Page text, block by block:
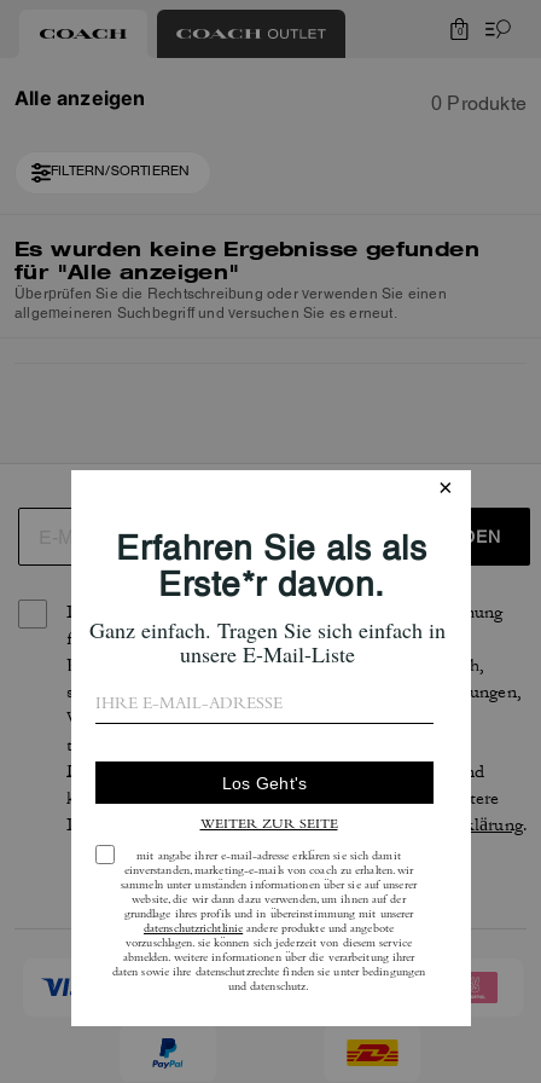
0
Alle anzeigen 0 Produkte
FILTERN/SORTIEREN
Es wurden keine Ergebnisse gefunden
für "Alle anzeigen"
Überprüfen Sie die Rechtschreibung oder verwenden Sie einen
allgemeineren Suchbegriff und versuchen Sie es erneut.
ANMELDEN
Indem Sie sich anmelden, erteilen Sie Ihre Zustimmung
für den Erhalt von E-Mails über die neuesten
Kollektionen, Angebote und Neuigkeiten von Coach,
sowie Informationen darüber, wie Sie an Veranstaltungen,
Wettbewerben oder Werbekampagnen von Coach
teilnehmen können. Im Rahmen der geltenden
Datenschutzgesetze haben Sie bestimmte Rechte und
können Ihre Einwilligung jederzeit widerrufen. Weitere
Informationen finden Sie in unserer
Datenschutzerklärung.